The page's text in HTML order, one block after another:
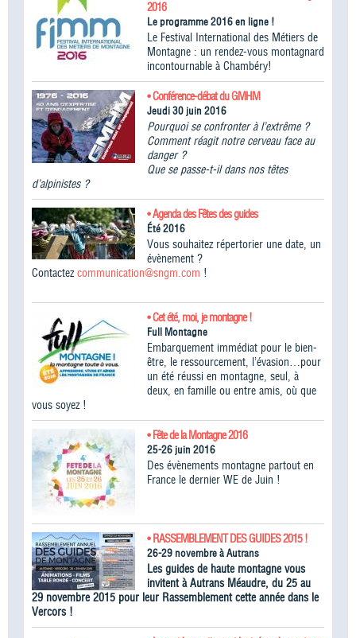
2016
Le programme 2016 en ligne !
Le Festival International des Métiers de
Montagne : un rendez-vous montagnard
incontournable à Chambéry!
• Conférence-débat du GMHM
Jeudi 30 juin 2016
Pourquoi se confronter à l’extrême ?
Comment réagit notre cerveau face au
danger ?
Que se passe-t-il dans nos têtes
d’alpinistes ?
• Agenda des Fêtes des guides
Été 2016
Vous souhaitez répertorier une date, un
évènement ?
Contactezcommunication@sngm.com !
• Cet été, moi, je montagne !
Full Montagne
Embarquement immédiat pour le bien-
être, le ressourcement, l’évasion…pour
un été réussi en montagne, seul, à
deux, en famille ou entre amis, où que
vous soyez !
• Fête de la Montagne 2016
25-26 juin 2016
Des évènements montagne partout en
France le dernier WE de Juin !
• RASSEMBLEMENT DES GUIDES 2015 !
26-29 novembre à Autrans
Les guides de haute montagne vous
invitent à Autrans Méaudre, du 25 au
29 novembre 2015 pour leur Rassemblement cette année dans le
Vercors !